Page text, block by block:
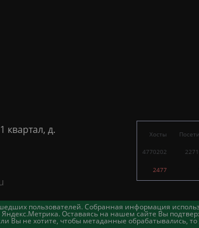
пользователей. Собранная информация
Оставаясь на нашем сайте Вы
Вы не хотите, чтобы метаданные обрабатывались, то
квартал, д.
Хосты
4770202
2477